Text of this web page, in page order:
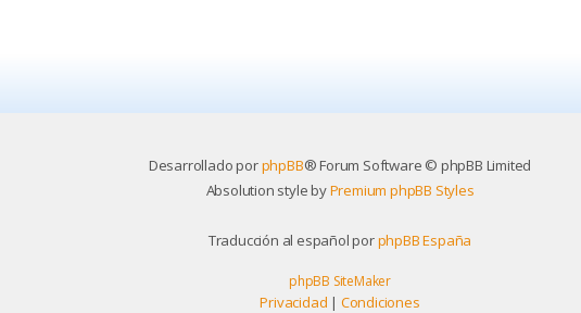
Desarrollado porphpBB® Forum Software © phpBB Limited
Absolution style byPremium phpBB Styles
Traducción al español porphpBB España
phpBB SiteMaker
Privacidad | Condiciones